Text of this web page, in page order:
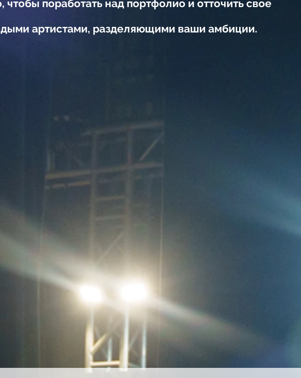
поработать над портфолио и отточить свое
артистами, разделяющими ваши амбиции.